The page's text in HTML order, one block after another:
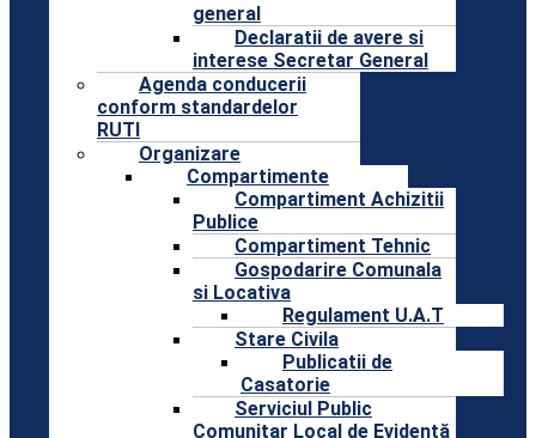
general
Declaratii de avere si
interese Secretar General
Agenda conducerii
conform standardelor
RUTI
Organizare
Compartimente
Compartiment Achizitii
Publice
Compartiment Tehnic
Gospodarire Comunala
si Locativa
Regulament U.A.T
Stare Civila
Publicatii de
Casatorie
Serviciul Public
Comunitar Local de Evidentă